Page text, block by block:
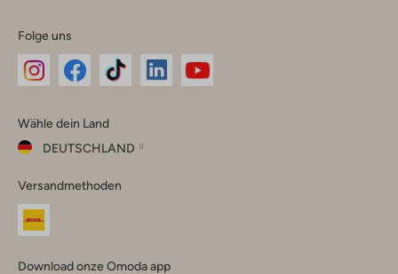
Folge uns
Instagram
Facebook
TikTok
Wähle dein Land
DEUTSCHLAND
dein
Land
Versandmethoden
Download onze Omoda app